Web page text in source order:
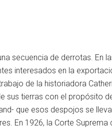
secuencia de derrotas. En
interesados en la
de la historiadora
sus tierras con el propósito
que esos despojos se
En 1926, la Corte